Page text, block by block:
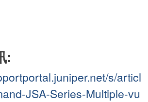
:
s/articl
JSA-Series-Multiple-vu